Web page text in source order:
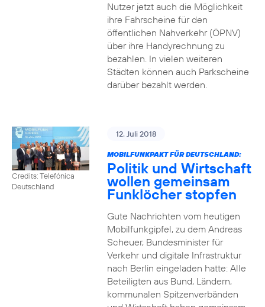
Nutzer jetzt auch die Möglichkeit
ihre Fahrscheine für den
öffentlichen Nahverkehr (ÖPNV)
über ihre Handyrechnung zu
bezahlen. In vielen weiteren
Städten können auch Parkscheine
darüber bezahlt werden.
Credits: Telefónica
Deutschland
12. Juli 2018
MOBILFUNKPAKT FÜR DEUTSCHLAND:
Politik und Wirtschaft
wollen gemeinsam
Funklöcher stopfen
Gute Nachrichten vom heutigen
Mobilfunkgipfel, zu dem Andreas
Scheuer, Bundesminister für
Verkehr und digitale Infrastruktur
nach Berlin eingeladen hatte: Alle
Beteiligten aus Bund, Ländern,
kommunalen Spitzenverbänden